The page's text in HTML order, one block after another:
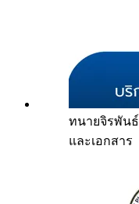
ทนายจิรพันธ์
และเอกสาร